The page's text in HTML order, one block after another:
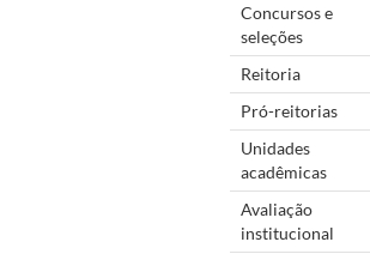
Concursos e
seleções
Reitoria
Pró-reitorias
Unidades
acadêmicas
Avaliação
institucional